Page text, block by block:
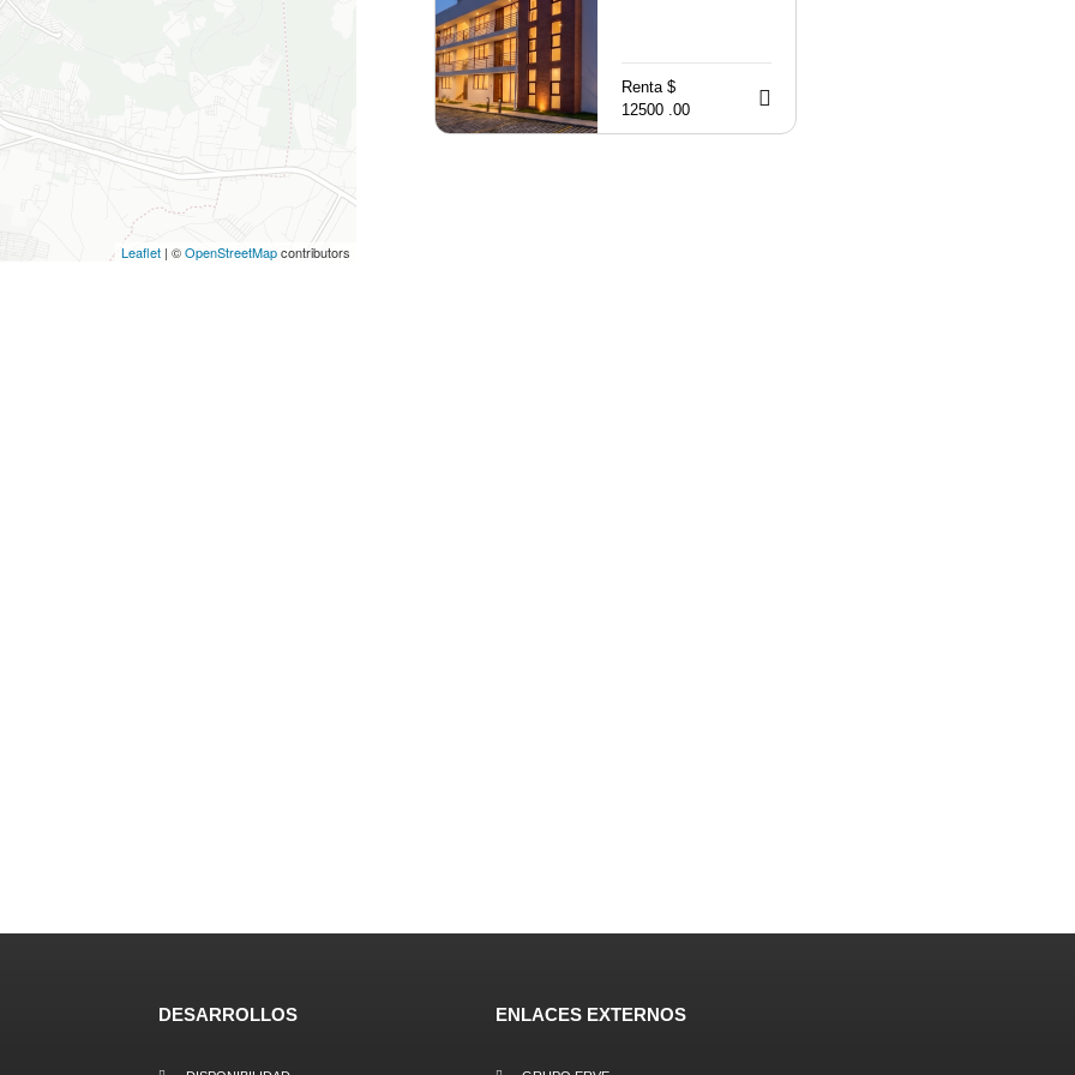
Leaflet | ©OpenStreetMapcontributors
Renta $
12500 .00
DESARROLLOS ENLACES EXTERNOS